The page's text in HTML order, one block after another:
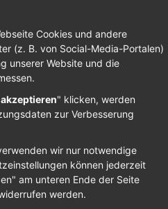
Cookies und andere
(z. B. von Social-Media-Portalen)
unserer Website und die
" klicken, werden
zur Verbesserung
wir nur notwendige
können jederzeit
am unteren Ende der Seite
werden.